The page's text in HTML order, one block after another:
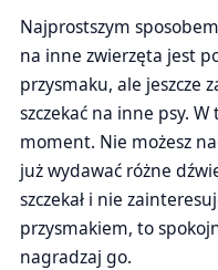
Najprostszym
na inne zwierzęta jest
przysmaku, ale jeszcze
szczekać na inne psy.
moment. Nie możesz
już wydawać różne
szczekał i nie
przysmakiem, to
nagradzaj go.